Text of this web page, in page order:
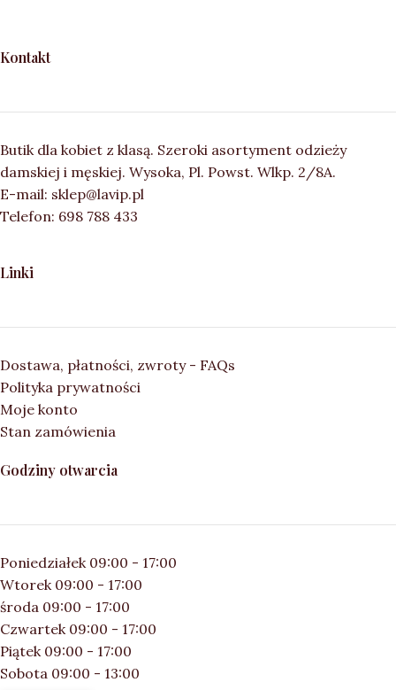
Kontakt
Butik dla kobiet z klasą. Szeroki asortyment odzieży
damskiej i męskiej. Wysoka, Pl. Powst. Wlkp. 2/8A.
E-mail: sklep@lavip.pl
Telefon: 698 788 433
Linki
Dostawa, płatności, zwroty - FAQs
Polityka prywatności
Moje konto
Stan zamówienia
Godziny otwarcia
Poniedziałek 09:00 - 17:00
Wtorek 09:00 - 17:00
środa 09:00 - 17:00
Czwartek 09:00 - 17:00
Piątek 09:00 - 17:00
Sobota 09:00 - 13:00